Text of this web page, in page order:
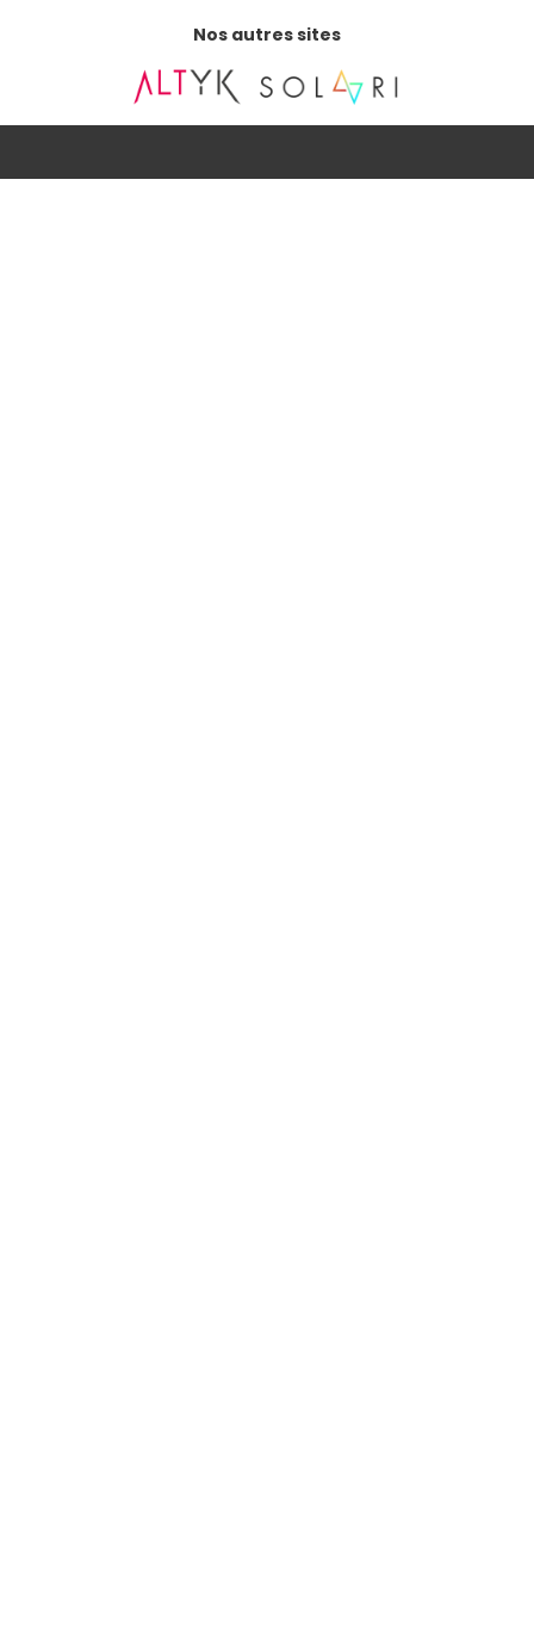
Nos autres sites